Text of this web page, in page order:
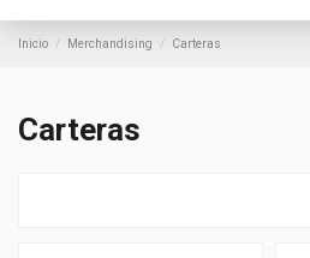
Inicio Merchandising Carteras
Carteras